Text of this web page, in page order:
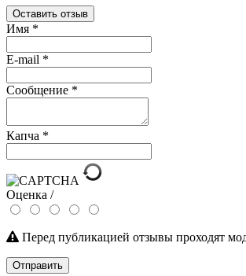
Оставить отзыв
Имя *
E-mail *
Сообщение *
Капча *
Оценка /
Перед публикацией отзывы проходят
Отправить